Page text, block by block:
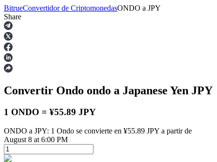
Futuros
Futuros del USDT
BitrueConvertidor de CriptomonedasONDO a JPY
Share
Convertir Ondo ondo a Japanese Yen JPY
1 ONDO = ¥55.89 JPY
ONDO a JPY: 1 Ondo se convierte en ¥55.89 JPY a partir de
August 8 at 6:00 PM